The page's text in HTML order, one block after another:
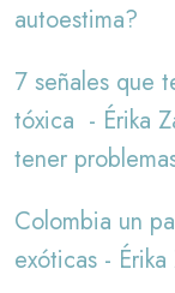
autoestima?
7 señales que
tóxica - Érika
tener
Colombia un
exóticas - Érika